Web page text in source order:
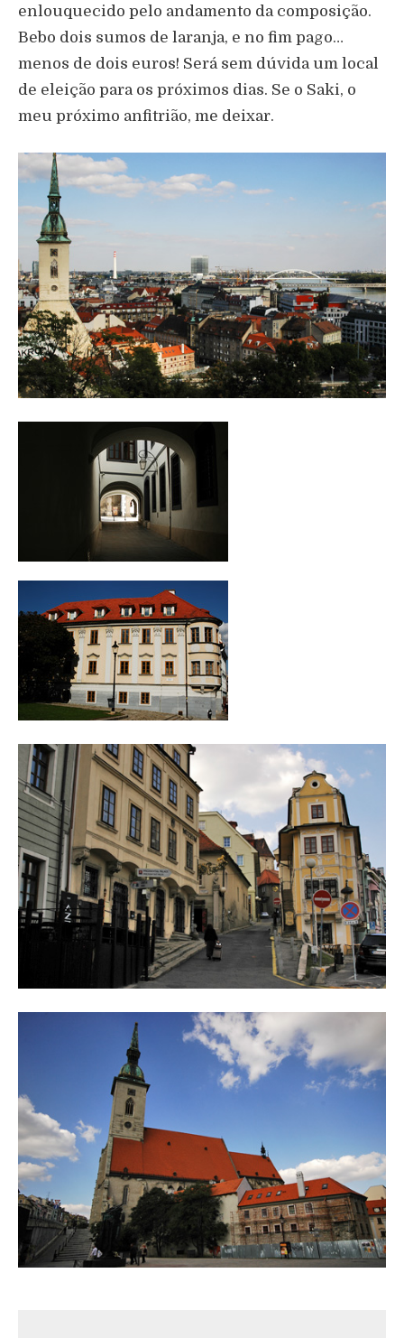
enlouquecido pelo andamento da composição.
Bebo dois sumos de laranja, e no fim pago…
menos de dois euros! Será sem dúvida um local
de eleição para os próximos dias. Se o Saki, o
meu próximo anfitrião, me deixar.